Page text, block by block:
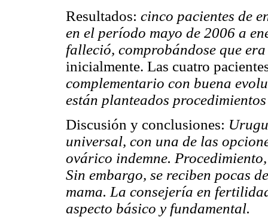
Resultados: cinco pacientes de
en el período mayo de 2006 a
falleció, comprobándose que
inicialmente. Las cuatro
complementario con buena
están planteados
Discusión y conclusiones:
universal, con una de las
ovárico indemne.
Sin embargo, se reciben pocas
mama. La consejería en
aspecto básico y fundamental.